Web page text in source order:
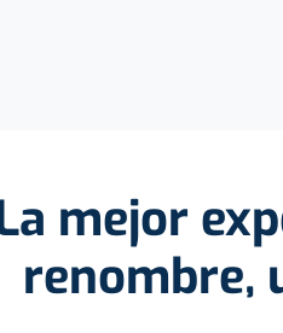
mejor
renombre,